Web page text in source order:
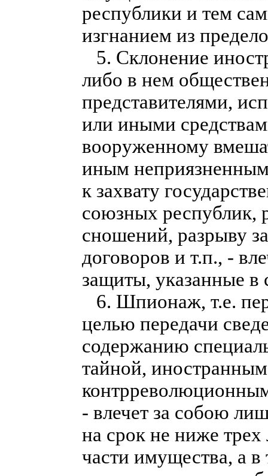
республики и тем
изгнанием из
5. Склонение
либо в нем
представителями,
или иными
вооруженному
иным неприязненным
к захвату
союзных республик,
сношений, разрыву
договоров и т.п., -
защиты, указанные в
6. Шпионаж, т.е.
целью передачи
содержанию
тайной,
- влечет за собою
на срок не ниже трех
части имущества, а